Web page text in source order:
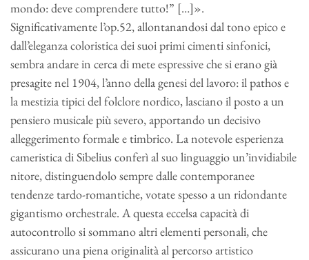
mondo: deve comprendere tutto!” […]».
Significativamente l’op.52, allontanandosi dal tono epico e
dall’eleganza coloristica dei suoi primi cimenti sinfonici,
sembra andare in cerca di mete espressive che si erano già
presagite nel 1904, l’anno della genesi del lavoro: il pathos e
la mestizia tipici del folclore nordico, lasciano il posto a un
pensiero musicale più severo, apportando un decisivo
alleggerimento formale e timbrico. La notevole esperienza
cameristica di Sibelius conferì al suo linguaggio un’invidiabile
nitore, distinguendolo sempre dalle contemporanee
tendenze tardo-romantiche, votate spesso a un ridondante
gigantismo orchestrale. A questa eccelsa capacità di
autocontrollo si sommano altri elementi personali, che
assicurano una piena originalità al percorso artistico